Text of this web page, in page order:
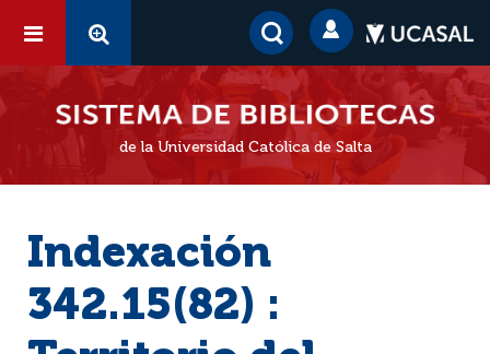
de la Universidad Católica de Salta
Indexación
342.15(82) :